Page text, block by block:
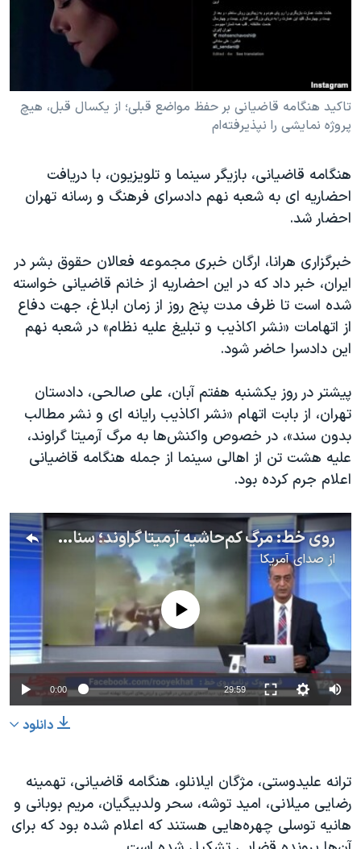
فرهنگ و زندگی
علم و فناوری
اسرائیل در جنگ
آرشیو پخش زنده
مستندها
انتخابات ریاست جمهوری آمریکا ۲۰۲۴
رمز مهسا
ورزش زنان در ایران
مجموعه مستندهای دادخواهی
تریبونال مردمی آبان ۹۸
چهل سال گروگان‌گیری
قانون شفافیت دارائی کادر رهبری ایران
اعتراضات مردمی آبان ۹۸
نرگس محمدی برنده جایزه نوبل صلح
همایش محافظه‌کاران آمریکا «سی‌پک»
صفحه‌های ویژه
سفر پرزیدنت ترامپ به چین
دنبال کنید
زبانهای مختلف
تاکید هنگامه قاضیانی بر حفظ مواضع قبلی؛ از یکسال قبل، هیچ
پروژه نمایشی را نپذیرفته‌ام
هنگامه قاضیانی، بازیگر سینما و تلویزیون، با دریافت
احضاریه ای به شعبه نهم دادسرای فرهنگ و رسانه تهران
احضار شد.
خبرگزاری هرانا، ارگان خبری مجموعه فعالان حقوق بشر در
ایران، خبر داد که در این احضاریه‌ از خانم قاضیانی خواسته
شده است تا ظرف مدت پنج روز از زمان ابلاغ، جهت دفاع
از اتهامات «نشر اکاذیب و تبلیغ علیه نظام» در شعبه نهم
این دادسرا حاضر شود.
پیشتر در روز یکشنبه هفتم آبان، علی صالحی، دادستان
تهران، از بابت اتهام «نشر اکاذیب رایانه‌ ای و نشر مطالب
بدون سند»، در خصوص واکنش‌ها به مرگ آرمیتا گراوند،
علیه هشت تن از اهالی سینما از جمله هنگامه قاضیانی
اعلام جرم کرده بود.
روی خط: مرگ کم‌حاشیه آرمیتا گراوند؛ سناریوی حکومت برای عدم تکرار ماجرای مهسا امینی؟
ازصدای آمریکا
No media source currently available
0:00 29:59
دانلود
ترانه علیدوستی، مژگان ایلانلو، هنگامه قاضیانی، تهمینه
رضایی میلانی، امید توشه، سحر ولدبیگیان، مریم بوبانی و
هانیه توسلی چهره‌هایی هستند که اعلام شده بود که برای